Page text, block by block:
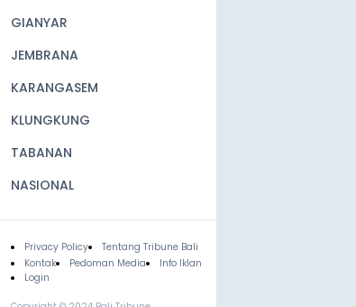
GIANYAR
JEMBRANA
KARANGASEM
KLUNGKUNG
TABANAN
NASIONAL
Footer
Privacy Policy
Tentang Tribune Bali
Kontak
Pedoman Media
Info Iklan
Login